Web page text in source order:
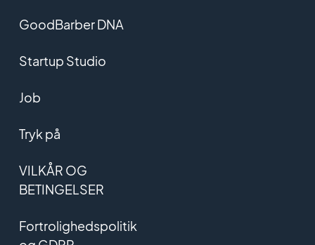
GoodBarber DNA
Startup Studio
Job
Tryk på
VILKÅR OG
BETINGELSER
Fortrolighedspolitik